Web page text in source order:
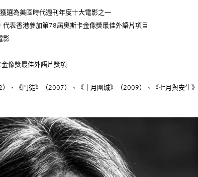
選為美國時代週刊年度十大電影之一
表香港參加第78屆奧斯卡金像獎最佳外語片項目
影
像獎最佳外語片獎項
、《門徒》（2007）、《十月圍城》（2009）、《七月與安生